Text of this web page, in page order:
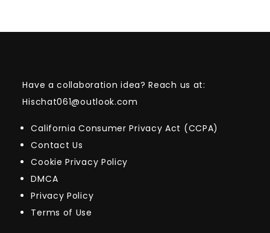
Have a collaboration idea? Reach us at:
Hischat061@outlook.com
California Consumer Privacy Act (CCPA)
Contact Us
Cookie Privacy Policy
DMCA
Privacy Policy
Terms of Use